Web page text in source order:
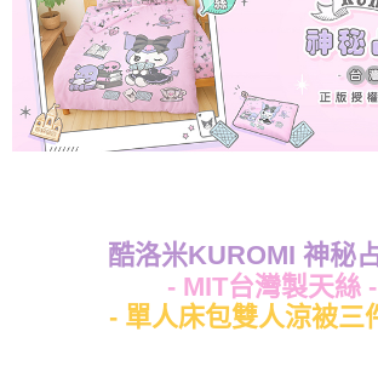
酷洛米KUROMI 神秘
- MIT台灣製天絲 -
- 單人床包雙人涼被三